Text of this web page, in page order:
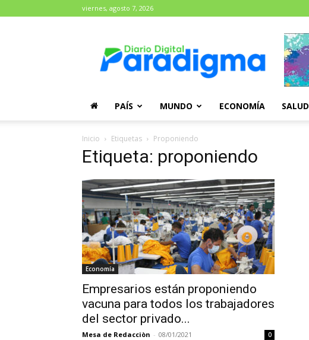
viernes, agosto 7, 2026
Paradigma
PAÍS MUNDO ECONOMÍA SALUD
Inicio Etiquetas Proponiendo
Etiqueta: proponiendo
Economía
Empresarios están proponiendo
vacuna para todos los trabajadores
del sector privado...
Mesa de Redacciòn - 08/01/2021 0